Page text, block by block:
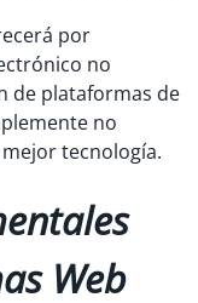
por
no
de plataformas de
no
tecnología.
Web